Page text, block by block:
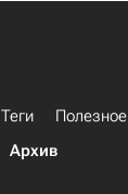
Теги
Полезное
Архив